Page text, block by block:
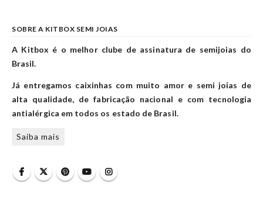
SOBRE A KITBOX SEMI JOIAS
A Kitbox é o melhor clube de assinatura de semijoias do
Brasil.
Já entregamos caixinhas com muito amor e semi joias de
alta qualidade, de fabricação nacional e com tecnologia
antialérgica em todos os estado de Brasil.
Saiba mais